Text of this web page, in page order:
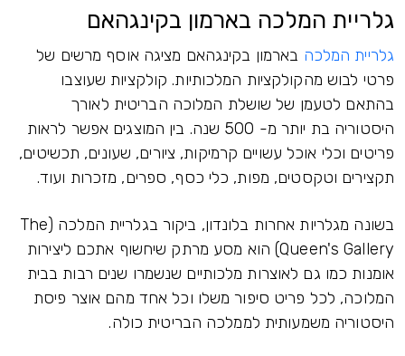
גלריית המלכה בארמון בקינגהאם
גלריית המלכה בארמון בקינגהאם מציגה אוסף מרשים של
פרטי לבוש מהקולקציות המלכותיות. קולקציות שעוצבו
בהתאם לטעמן של שושלת המלוכה הבריטית לאורך
היסטוריה בת יותר מ- 500 שנה. בין המוצגים אפשר לראות
פריטים וכלי אוכל עשויים קרמיקות, ציורים, שעונים, תכשיטים,
תקצירים וטקסטים, מפות, כלי כסף, ספרים, מזכרות ועוד.
בשונה מגלריות אחרות בלונדון, ביקור בגלריית המלכה (The
Queen's Gallery) הוא מסע מרתק שיחשוף אתכם ליצירות
אומנות כמו גם לאוצרות מלכותיים שנשמרו שנים רבות בבית
המלוכה, לכל פריט סיפור משלו וכל אחד מהם אוצר פיסת
היסטוריה משמעותית לממלכה הבריטית כולה.